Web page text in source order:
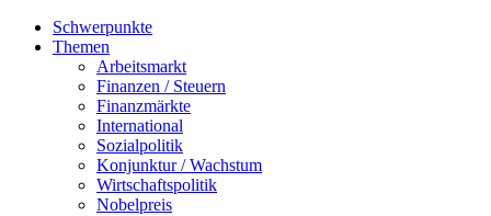
Schwerpunkte
Themen
Arbeitsmarkt
Finanzen / Steuern
Finanzmärkte
International
Sozialpolitik
Konjunktur / Wachstum
Wirtschaftspolitik
Nobelpreis